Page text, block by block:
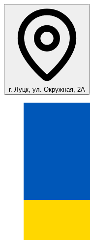
г. Луцк, ул. Окружная, 2А